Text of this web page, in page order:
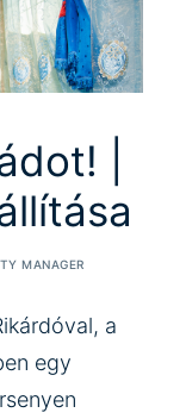
|
MANAGER
a
egy